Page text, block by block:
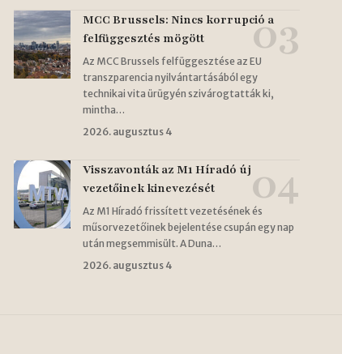
MCC Brussels: Nincs korrupció a
felfüggesztés mögött
Az MCC Brussels felfüggesztése az EU
transzparencia nyilvántartásából egy
technikai vita ürügyén szivárogtatták ki,
mintha…
2026. augusztus 4
Visszavonták az M1 Híradó új
vezetőinek kinevezését
Az M1 Híradó frissített vezetésének és
műsorvezetőinek bejelentése csupán egy nap
után megsemmisült. A Duna…
2026. augusztus 4